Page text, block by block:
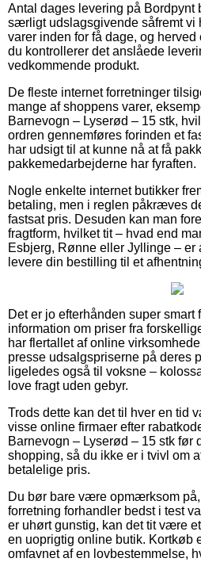
Antal dages levering på
særligt udslagsgivende såfremt vi
varer inden for få dage, og
du kontrollerer det anslåede
vedkommende produkt.
De fleste internet forretninger
mange af shoppens varer,
Barnevogn – Lyserød – 15 stk,
ordren gennemføres forinden et
har udsigt til at kunne nå at få
pakkemedarbejderne har fyraften.
Nogle enkelte internet butikker
betaling, men i reglen påkræves
fastsat pris. Desuden kan man
fragtform, hvilket tit – hvad end
Esbjerg, Rønne eller Jyllinge – er
levere din bestilling til et
Det er jo efterhånden super smart
information om priser fra
har flertallet af online
presse udsalgspriserne på deres
ligeledes også til voksne –
love fragt uden gebyr.
Trods dette kan det til hver en tid
visse online firmaer efter
Barnevogn – Lyserød – 15 stk før
shopping, så du ikke er i tvivl om
betalelige pris.
Du bør bare være opmærksom
forretning forhandler bedst i test
er uhørt gunstig, kan det tit være
en uoprigtig online butik. Kortkøb
omfavnet af en lovbestemmelse,